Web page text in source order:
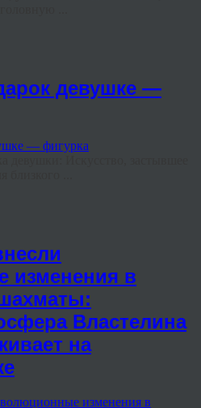
девушке —
изменения в
Властелина
на